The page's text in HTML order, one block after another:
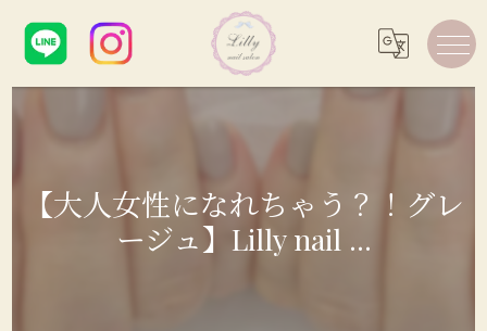
【大人女性になれちゃう？！グレ
ージュ】Lilly nail ...